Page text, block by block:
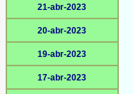
21-abr-2023
20-abr-2023
19-abr-2023
17-abr-2023